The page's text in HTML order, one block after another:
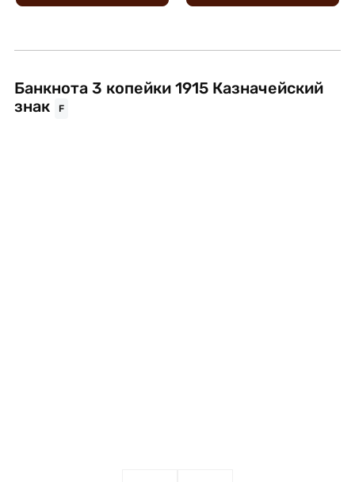
Банкнота 3 копейки 1915 Казначейский
знак
F